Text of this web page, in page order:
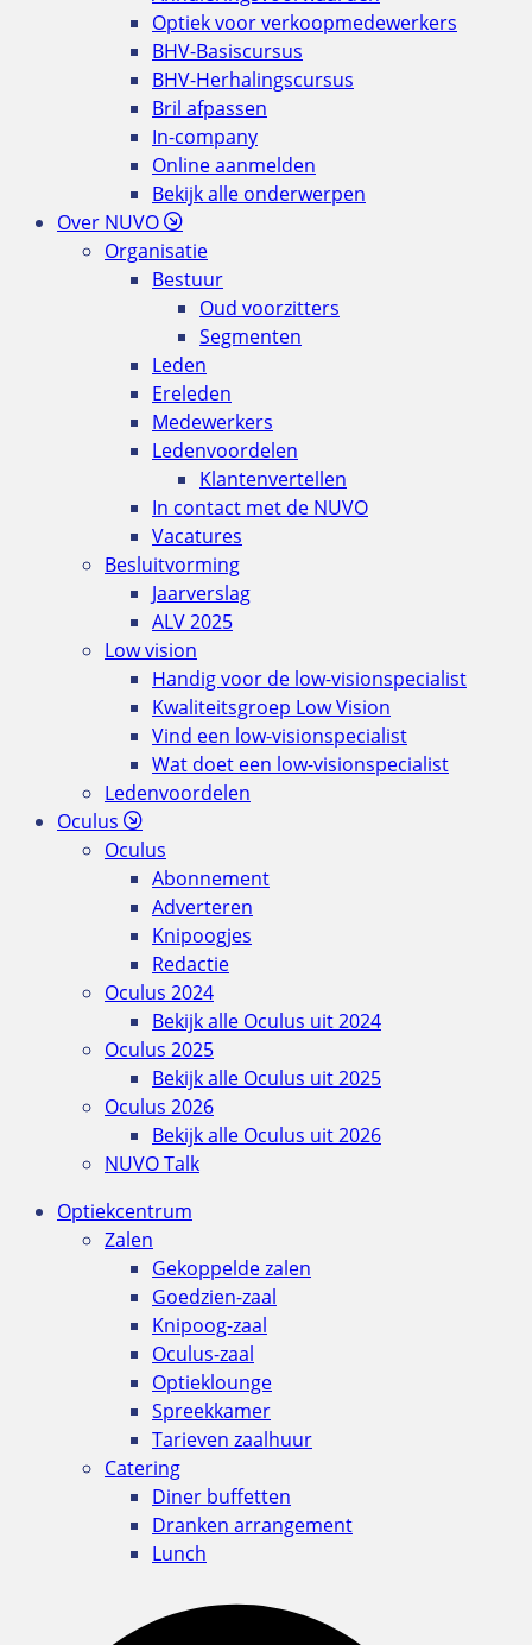
Optiek voor verkoopmedewerkers
BHV-Basiscursus
BHV-Herhalingscursus
Bril afpassen
In-company
Online aanmelden
Bekijk alle onderwerpen
Over NUVO
Organisatie
Bestuur
Oud voorzitters
Segmenten
Leden
Ereleden
Medewerkers
Ledenvoordelen
Klantenvertellen
In contact met de NUVO
Vacatures
Besluitvorming
Jaarverslag
ALV 2025
Low vision
Handig voor de low-visionspecialist
Kwaliteitsgroep Low Vision
Vind een low-visionspecialist
Wat doet een low-visionspecialist
Ledenvoordelen
Oculus
Oculus
Abonnement
Adverteren
Knipoogjes
Redactie
Oculus 2024
Bekijk alle Oculus uit 2024
Oculus 2025
Bekijk alle Oculus uit 2025
Oculus 2026
Bekijk alle Oculus uit 2026
NUVO Talk
Optiekcentrum
Zalen
Gekoppelde zalen
Goedzien-zaal
Knipoog-zaal
Oculus-zaal
Optieklounge
Spreekkamer
Tarieven zaalhuur
Catering
Diner buffetten
Dranken arrangement
Lunch